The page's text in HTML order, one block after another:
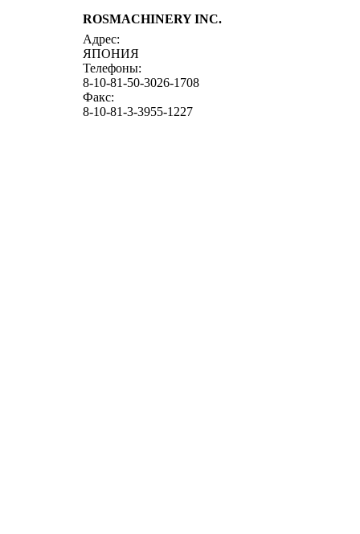
ROSMACHINERY INC.
Адрес:
ЯПОНИЯ
Телефоны:
8-10-81-50-3026-1708
Факс:
8-10-81-3-3955-1227